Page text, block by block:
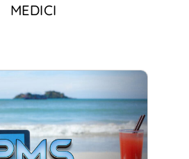
MEDICI